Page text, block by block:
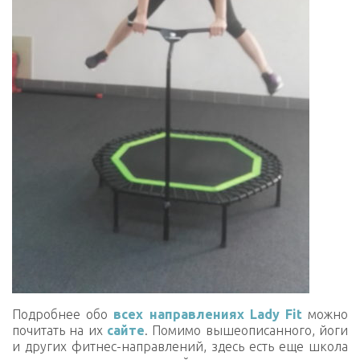
Подробнее обо всех направлениях Lady Fitможно
почитать на их сайте. Помимо вышеописанного, йоги
и других фитнес-направлений, здесь есть еще школа